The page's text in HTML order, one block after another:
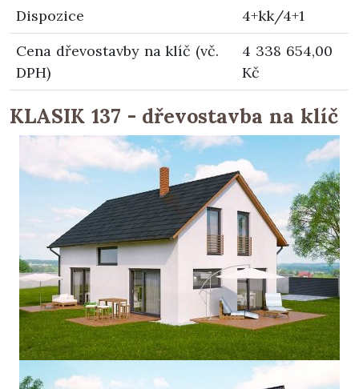
Dispozice
4+kk/4+1
Cena dřevostavby na klíč (vč.
DPH)
4 338 654,00
Kč
KLASIK 137 - dřevostavba na klíč